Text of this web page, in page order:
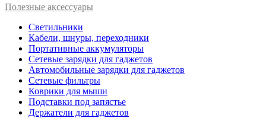
Полезные аксессуары
Светильники
Кабели, шнуры, переходники
Портативные аккумуляторы
Сетевые зарядки для гаджетов
Автомобильные зарядки для гаджетов
Сетевые фильтры
Коврики для мыши
Подставки под запястье
Держатели для гаджетов